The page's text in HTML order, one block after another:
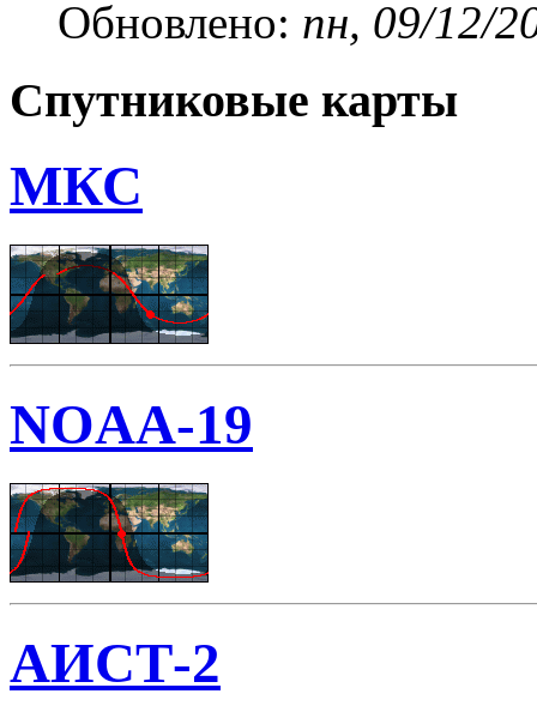
Обновлено: пн, 09/12/
Спутниковые карты
МКС
NOAA-19
АИСТ-2